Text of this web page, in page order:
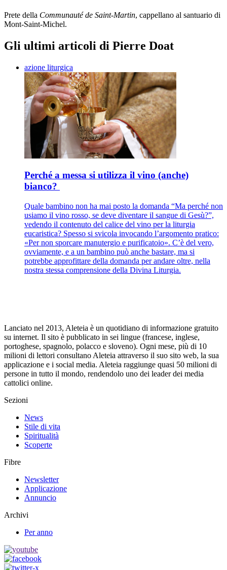
Prete della Communauté de Saint-Martin, cappellano al santuario di
Mont-Saint-Michel.
Gli ultimi articoli di Pierre Doat
azione liturgica
Perché a messa si utilizza il vino (anche)
bianco?
Quale bambino non ha mai posto la domanda “Ma perché non
usiamo il vino rosso, se deve diventare il sangue di Gesù?”,
vedendo il contenuto del calice del vino per la liturgia
eucaristica? Spesso si svicola invocando l’argomento pratico:
«Per non sporcare manutergio e purificatoio». C’è del vero,
ovviamente, e a un bambino può anche bastare, ma si
potrebbe approfittare della domanda per andare oltre, nella
nostra stessa comprensione della Divina Liturgia.
Lanciato nel 2013, Aleteia è un quotidiano di informazione gratuito
su internet. Il sito è pubblicato in sei lingue (francese, inglese,
portoghese, spagnolo, polacco e sloveno). Ogni mese, più di 10
milioni di lettori consultano Aleteia attraverso il suo sito web, la sua
applicazione e i social media. Aleteia raggiunge quasi 50 milioni di
persone in tutto il mondo, rendendolo uno dei leader dei media
cattolici online.
Sezioni
News
Stile di vita
Spiritualità
Scoperte
Fibre
Newsletter
Applicazione
Annuncio
Archivi
Per anno